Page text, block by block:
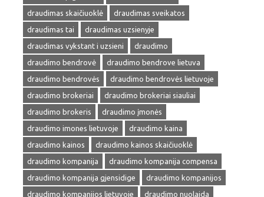
draudimas skaičiuoklė
draudimas sveikatos
draudimas tai
draudimas uzsienyje
draudimas vykstant i uzsieni
draudimo
draudimo bendrovė
draudimo bendrove lietuva
draudimo bendrovės
draudimo bendrovės lietuvoje
draudimo brokeriai
draudimo brokeriai siauliai
draudimo brokeris
draudimo įmonės
draudimo imones lietuvoje
draudimo kaina
draudimo kainos
draudimo kainos skaičiuoklė
draudimo kompanija
draudimo kompanija compensa
draudimo kompanija gjensidige
draudimo kompanijos
draudimo kompanijos lietuvoje
draudimo nuolaida